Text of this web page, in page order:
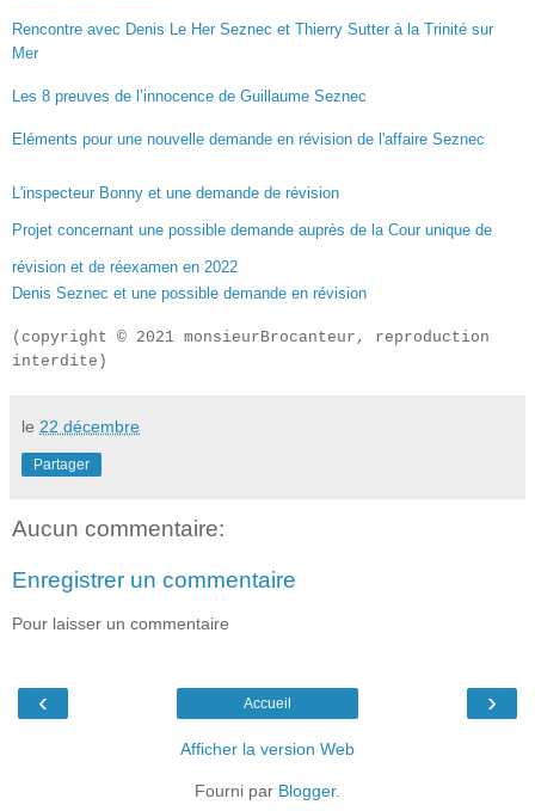
Rencontre avec Denis Le Her Seznec et Thierry Sutter à la Trinité sur
Mer
Les 8 preuves de l’innocence de Guillaume Seznec
Eléments pour une nouvelle demande en révision de l'affaire Seznec
L'inspecteur Bonny et une demande de révision
Projet concernant une possible demande auprès de la Cour unique de
révision et de réexamen en 2022
Denis Seznec et une possible demande en révision
(copyright © 2021 monsieurBrocanteur, reproduction
interdite)
le 22 décembre
Partager
Aucun commentaire:
Enregistrer un commentaire
Pour laisser un commentaire
‹ ›
Accueil
Afficher la version Web
Fourni par Blogger.